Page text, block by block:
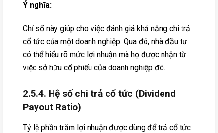
Ý nghĩa:
Chỉ số này giúp cho việc đánh giá khả năng chi trả
cổ tức của một doanh nghiệp. Qua đó, nhà đầu tư
có thể hiểu rõ mức lợi nhuận mà họ được nhận từ
việc sở hữu cổ phiếu của doanh nghiệp đó.
2.5.4. Hệ số chi trả cổ tức (Dividend
Payout Ratio)
Tỷ lệ phần trăm lợi nhuận được dùng để trả cổ tức